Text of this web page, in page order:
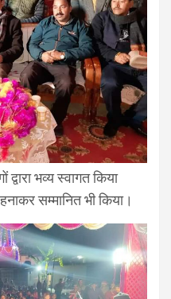
भव्य स्वागत किया
सम्मानित भी किया।